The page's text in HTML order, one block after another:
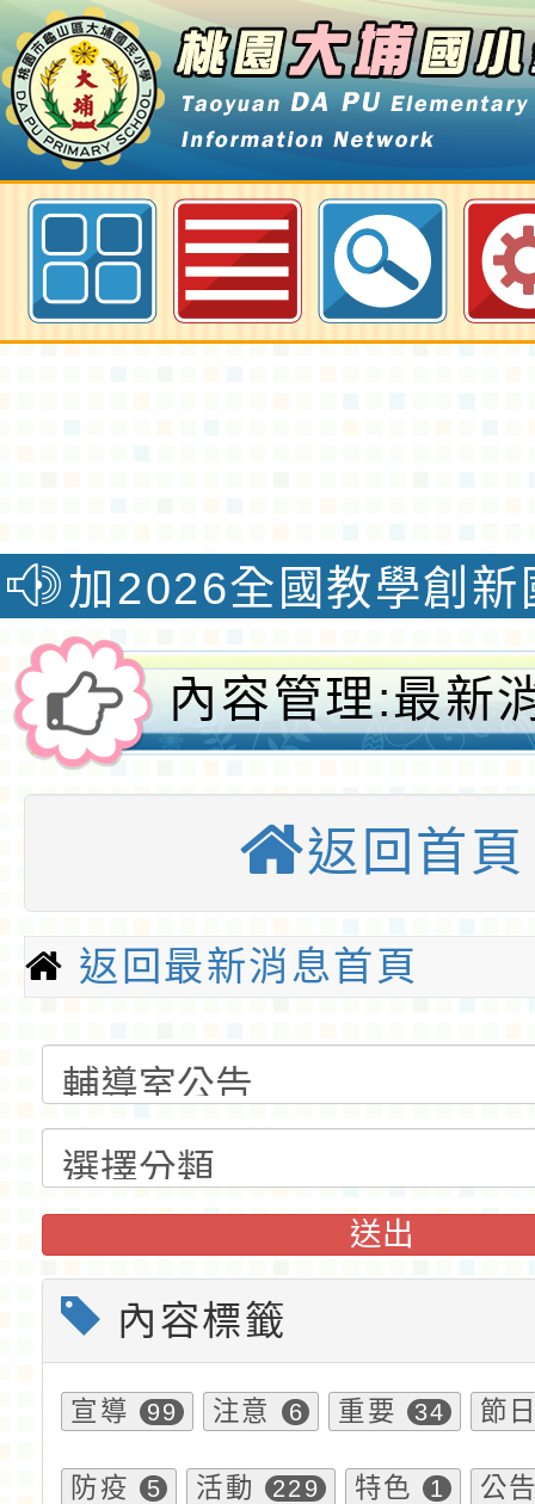
最新消息-輔導室公告-桃園大埔國
教學創新國際認證獎
內容管理:最新
全球資訊網-桃
小
返回首頁
返回最新消息首頁
送出
內容標籤
宣導 99 注意 6 重要 34 節
防疫 5 活動 229 特色 1 公